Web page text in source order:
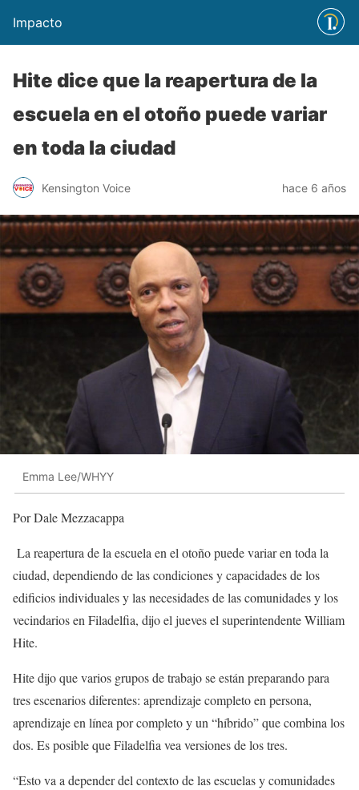
Impacto
Hite dice que la reapertura de la
escuela en el otoño puede variar
en toda la ciudad
Kensington Voice hace 6 años
Emma Lee/WHYY
Por Dale Mezzacappa
La reapertura de la escuela en el otoño puede variar en toda la
ciudad, dependiendo de las condiciones y capacidades de los
edificios individuales y las necesidades de las comunidades y los
vecindarios en Filadelfia, dijo el jueves el superintendente William
Hite.
Hite dijo que varios grupos de trabajo se están preparando para
tres escenarios diferentes: aprendizaje completo en persona,
aprendizaje en línea por completo y un “híbrido” que combina los
dos. Es posible que Filadelfia vea versiones de los tres.
“Esto va a depender del contexto de las escuelas y comunidades